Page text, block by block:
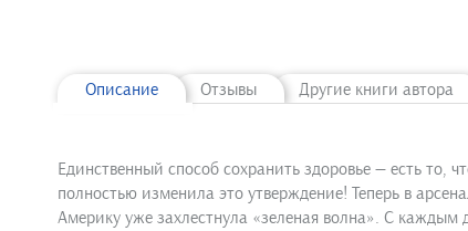
Описание Отзывы Другие книги автора
Единственный способ сохранить здоровье — есть то,
полностью изменила это утверждение! Теперь в
Америку уже захлестнула «зеленая волна». С